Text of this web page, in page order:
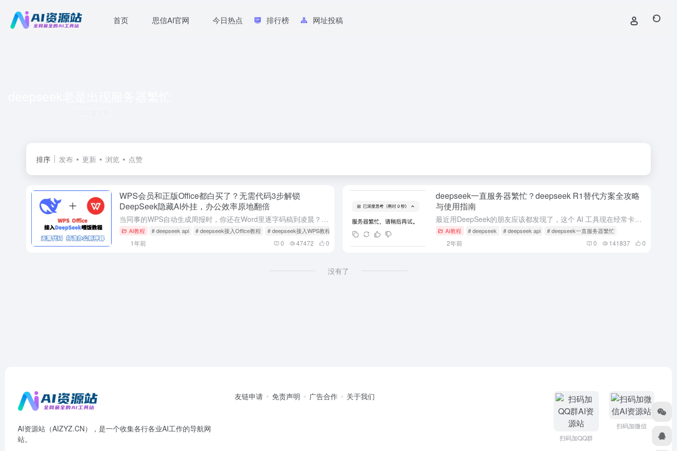
首页 思信AI官网 今日热点 排行榜 网址投稿
排序 发布 更新 浏览 点赞
WPS会员和正版Office都白买了？无需代码3步解锁
DeepSeek隐藏AI外挂，办公效率原地翻倍
当同事的WPS自动生成周报时，你还在Word里逐字码稿到凌晨？ 当竞品员工用AI公式秒杀Excel时，你连VBA都要百度？ 这届打工人正在经历最残酷的办公分层： 用WPS的嘲笑Office党人肉加班，...
AI教程 # deepseek api # deepseek接入Office教程 # deepseek接入WPS教程
1年前 0 47472 0
deepseek一直服务器繁忙？deepseek R1替代方案全攻略
与使用指南
最近用DeepSeek的朋友应该都发现了，这个 AI 工具现在经常卡得没法用，自从春节期间爆火以来，deepseek老是出现服务器繁忙，截止目前官方也一直没有完全解决这个问题，这对于日常需要使用AI的...
AI教程 # deepseek # deepseek api # deepseek一直服务器繁忙
2年前 0 141837 0
没有了
AI资源站（AIZYZ.CN），是一个收集各行各业AI工作的导航网
站。
友链申请 免责声明 广告合作 关于我们
扫码加QQ群
扫码加微信